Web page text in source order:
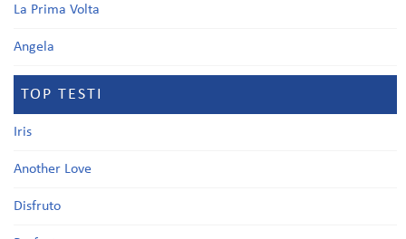
La Prima Volta
Angela
TOP TESTI
Iris
Another Love
Disfruto